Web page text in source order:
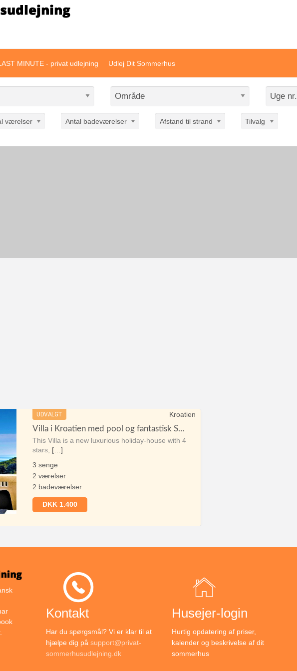
MINUTE - privat udlejning Udlej Dit Sommerhus
værelser Antal badeværelser Afstand til strand Tilvalg
UDVALGT Kroatien
Villa i Kroatien med pool og fantastisk Sea View
This Villa is a new luxurious holiday-house with 4
stars, […]
3 senge
2 værelser
2 badeværelser
DKK 1.400
Kontakt
Har du spørgsmål? Vi er klar til at
hjælpe dig på support@privat-
sommerhusudlejning.dk
Husejer-login
Hurtig opdatering af priser,
kalender og beskrivelse af dit
sommerhus